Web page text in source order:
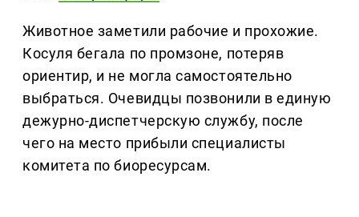
Животное заметили рабочие и прохожие.
Косуля бегала по промзоне, потеряв
ориентир, и не могла самостоятельно
выбраться. Очевидцы позвонили в единую
дежурно-диспетчерскую службу, после
чего на место прибыли специалисты
комитета по биоресурсам.